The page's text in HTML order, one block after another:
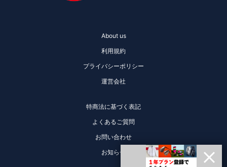
About us
利用規約
プライバシーポリシー
運営会社
特商法に基づく表記
よくあるご質問
お問い合わせ
お知らせ